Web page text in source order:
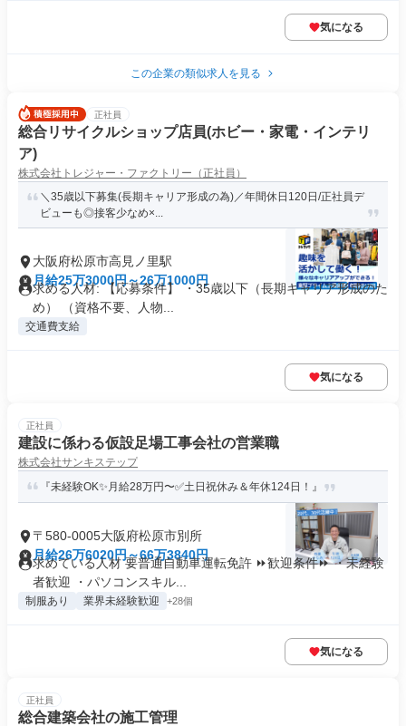
気になる
この企業の類似求人を見る
正社員
総合リサイクルショップ店員(ホビー・家電・インテリ
ア)
株式会社トレジャー・ファクトリー（正社員）
＼35歳以下募集(長期キャリア形成の為)／年間休日120日/正社員デ
ビューも◎接客少なめ×...
大阪府松原市高見ノ里駅
月給25万3000円～26万1000円
求める人材: 【応募条件】 ・35歳以下（長期キャリア形成のた
め） （資格不要、人物...
交通費支給
気になる
正社員
建設に係わる仮設足場工事会社の営業職
株式会社サンキステップ
『未経験OK✨月給28万円〜✅土日祝休み＆年休124日！』
〒580-0005大阪府松原市別所
月給26万6020円～66万3840円
求めている人材 要普通自動車運転免許 ⏩歓迎条件⏩ ・未経験
者歓迎 ・パソコンスキル...
制服あり 業界未経験歓迎 +28個
気になる
正社員
総合建築会社の施工管理